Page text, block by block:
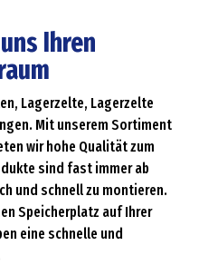
Ihren
Lagerzelte, Lagerzelte
Mit unserem Sortiment
wir hohe Qualität zum
sind fast immer ab
und schnell zu montieren.
Speicherplatz auf Ihrer
eine schnelle und